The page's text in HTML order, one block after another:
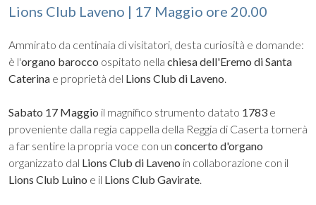
Lions Club Laveno | 17 Maggio ore 20.00
Ammirato da centinaia di visitatori, desta curiosità e domande:
è l'organo barocco ospitato nella chiesa dell'Eremo di Santa
Caterina e proprietà del Lions Club di Laveno.
Sabato 17 Maggio il magnifico strumento datato 1783 e
proveniente dalla regia cappella della Reggia di Caserta tornerà
a far sentire la propria voce con un concerto d'organo
organizzato dal Lions Club di Laveno in collaborazione con il
Lions Club Luino e il Lions Club Gavirate.